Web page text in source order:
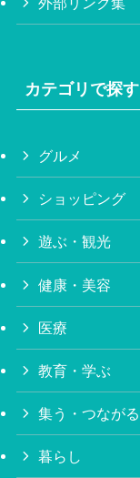
カテゴリで探す
グルメ
ショッピング
遊ぶ・観光
健康・美容
医療
教育・学ぶ
集う・つながる
暮らし